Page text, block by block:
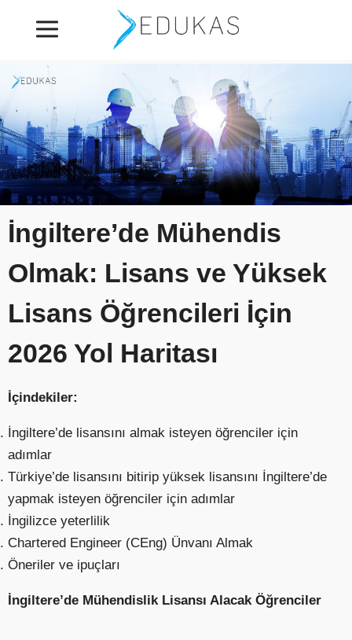
İngiltere’de Mühendis
Olmak: Lisans ve Yüksek
Lisans Öğrencileri İçin
2026 Yol Haritası
İçindekiler:
İngiltere’de lisansını almak isteyen öğrenciler için
adımlar
Türkiye’de lisansını bitirip yüksek lisansını İngiltere’de
yapmak isteyen öğrenciler için adımlar
İngilizce yeterlilik
Chartered Engineer (CEng) Ünvanı Almak
Öneriler ve ipuçları
İngiltere’de Mühendislik Lisansı Alacak Öğrenciler